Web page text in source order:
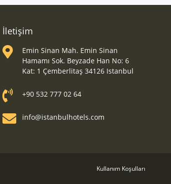
İletişim
Emin Sinan Mah. Emin Sinan
Hamamı Sok. Beyzade Han No: 6
Kat: 1 Çemberlitaş 34126 Istanbul
+90 532 777 02 64
info@istanbulhotels.com
Kullanım Koşulları